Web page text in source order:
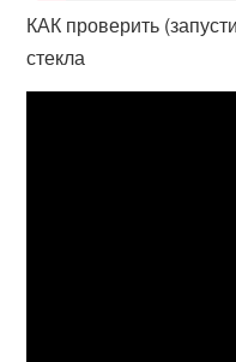
КАК проверить
стекла